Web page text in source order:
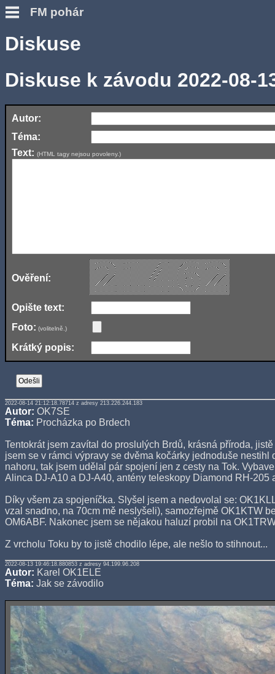
FM pohár
Diskuse
Diskuse k závodu 2022-08-
Autor:
Téma:
Text: (HTML tagy nejsou povoleny.)
Ověření:
Opište text:
Foto: (volitelně.)
Krátký popis:
2022-08-14 21:12:18.78714 z adresy 213.226.244.183
Autor: OK7SE
Téma: Procházka po Brdech
Tentokrát jsem zavítal do proslulých Brdů, krásná příroda,
jsem se v rámci výpravy se dvěma kočárky jednoduše nestihl
nahoru, tak jsem udělal pár spojení jen z cesty na Tok.
Alinca DJ-A10 a DJ-A40, antény teleskopy Diamond RH-205
Díky všem za spojeníčka. Slyšel jsem a nedovolal se:
vzal snadno, na 70cm mě neslyšeli), samozřejmě OK1KTW
OM6ABF. Nakonec jsem se nějakou haluzí probil na
Z vrcholu Toku by to jistě chodilo lépe, ale nešlo to stihnout...
2022-08-13 19:46:18.880853 z adresy 94.199.96.208
Autor: Karel OK1ELE
Téma: Jak se závodilo